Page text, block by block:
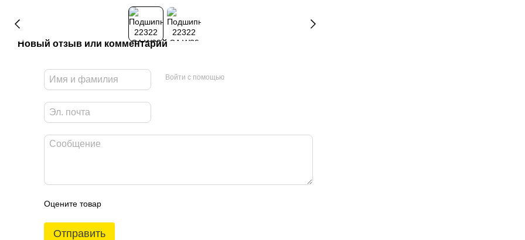
Новый отзыв или комментарий
Войти с помощью
Оцените товар
Отправить